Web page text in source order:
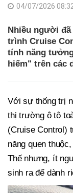
04/07/2026
Nhiều người
trình Cruise
tính năng
hiếm" trên các
Với sự thống trị
thị trường ô tô
(Cruise Control)
năng quen
Thế nhưng, ít
sinh ra để dành